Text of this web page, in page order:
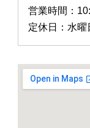
営業時間：
定休日：水曜